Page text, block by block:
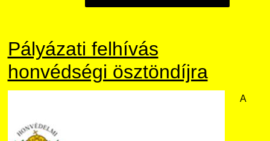
Pályázati felhívás
honvédségi ösztöndíjra
A